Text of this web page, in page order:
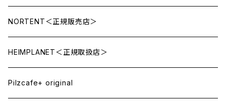
NORTENT＜正規販売店＞
HEIMPLANET＜正規取扱店＞
Pilzcafe+ original